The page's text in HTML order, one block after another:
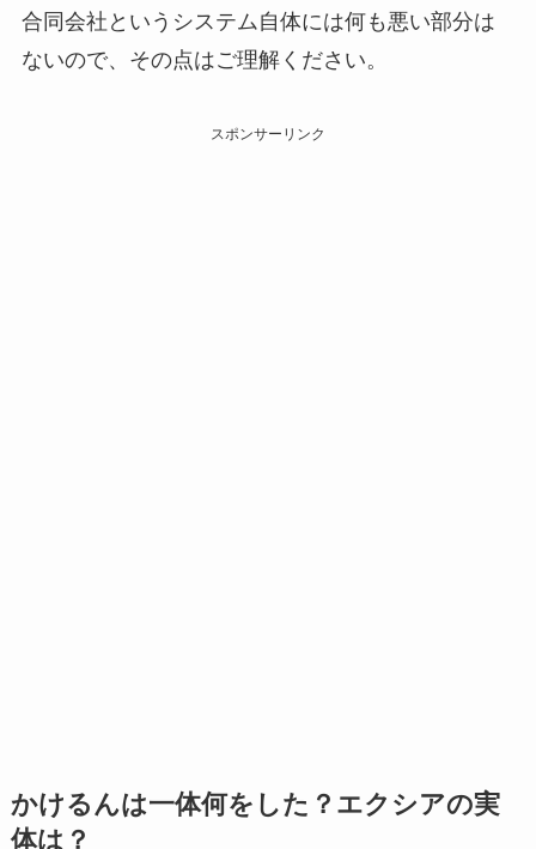
合同会社というシステム自体には何も悪い部分は
ないので、その点はご理解ください。
スポンサーリンク
かけるんは一体何をした？エクシアの実
体は？